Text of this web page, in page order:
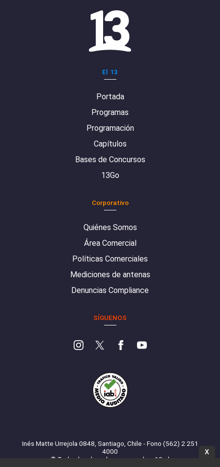
El 13
Portada
Programas
Programación
Capítulos
Bases de Concursos
13Go
Corporativo
Quiénes Somos
Área Comercial
Políticas Comerciales
Mediciones de antenas
Denuncias Compliance
SÍGUENOS
Inés Matte Urrejola 0848, Santiago, Chile - Fono (562) 2 251
4000
© Todos los derechos reservados. 13.cl
X